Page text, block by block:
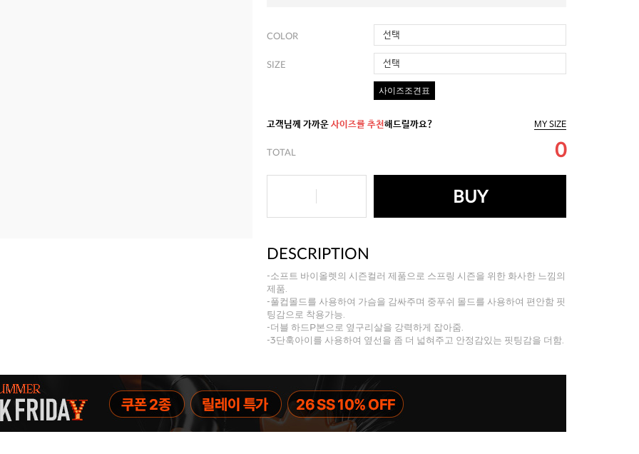
COLOR 선택
SIZE 선택
사이즈조견표
고객님께 가까운 사이즈를 추천해드릴까요? MY SIZE
TOTAL 0
BUY
DESCRIPTION
-소프트 바이올렛의 시즌컬러 제품으로 스프링 시즌을 위한 화사한 느낌의
제품.
-풀컵몰드를 사용하여 가슴을 감싸주며 중푸쉬 몰드를 사용하여 편안함 핏
팅감으로 착용가능.
-더블 하드P본으로 옆구리살을 강력하게 잡아줌.
-3단훅아이를 사용하여 옆선을 좀 더 넓혀주고 안정감있는 핏팅감을 더함.